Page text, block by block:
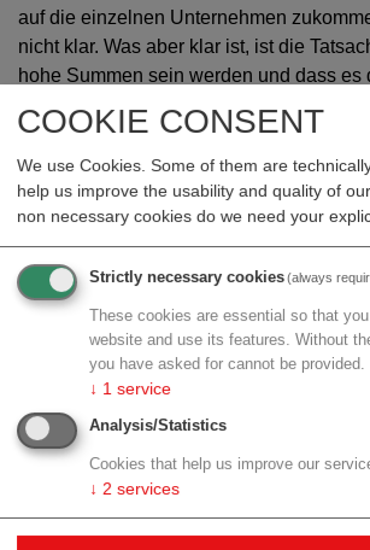
COOKIE CONSENT
We use Cookies. Some of them are
help us improve the usability and quality of
non necessary cookies do we need your
Strictly necessary cookies(always
These cookies are essential so that
website and use its features. Without
you have asked for cannot be provided.
↓ 1 service
Analysis/Statistics
Cookies that help us improve our
↓ 2 services
auf die einzelnen Unternehmen
nicht klar. Was aber klar ist, ist die
hohe Summen sein werden und dass es
innovatives oder bewährtes Produkt im
Die Belastung wird aber speziell bei jenen
Unternehmen stark spürbar werden, die
aber vor allem auch in Österreich,
immenser Preisdruck. „Wenn die
auch noch mit derartigen
werden, wie es nun vorgesehen ist, dann
am Ende des Tages viele Medikamente
sie entweder ganz vom Markt
die Unternehmen noch enger kalkulieren
einsparen müssen“, ist Herzog
im Klartext: vermeintlicher Umweltschutz